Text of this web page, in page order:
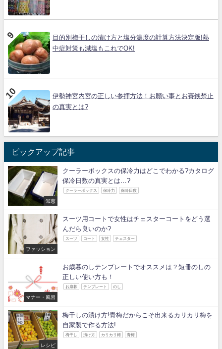
目的別梅干しの漬け方と塩分濃度の計算方法決定版!熱
中症対策も減塩もこれでOK!
伊勢神宮内宮の正しい参拝方法！お願い事とお賽銭禁止
の真実とは?
ピックアップ記事
知恵
クーラーボックスの保冷力はどこでわかる?カタログ
保冷日数の真実とは…?
クーラーボックス 保冷力 保冷日数
ファッション
スーツ用コートで女性はチェスターコートをどう選
んだら良いのか?
スーツ コート 女性 チェスター
マナー・風習
お歳暮のしテンプレートでオススメは？短冊のしの
正しい使い方も！
お歳暮 テンプレート のし
レシピ
梅干しの漬け方!青梅だからこそ出来るカリカリ梅を
自家製で作る方法!
梅干し 漬け方 カリカリ梅 青梅